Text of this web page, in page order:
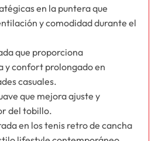
en la puntera que
y comodidad durante el
que proporciona
y confort prolongado en
casuales.
que mejora ajuste y
del tobillo.
en los tenis retro de cancha